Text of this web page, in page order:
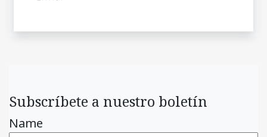
Subscríbete a nuestro boletín
Name